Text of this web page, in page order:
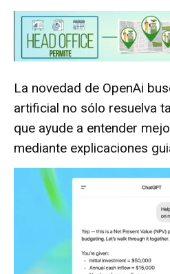
La novedad de OpenAi
artificial no sólo resuelva
que ayude a entender
mediante explicaciones